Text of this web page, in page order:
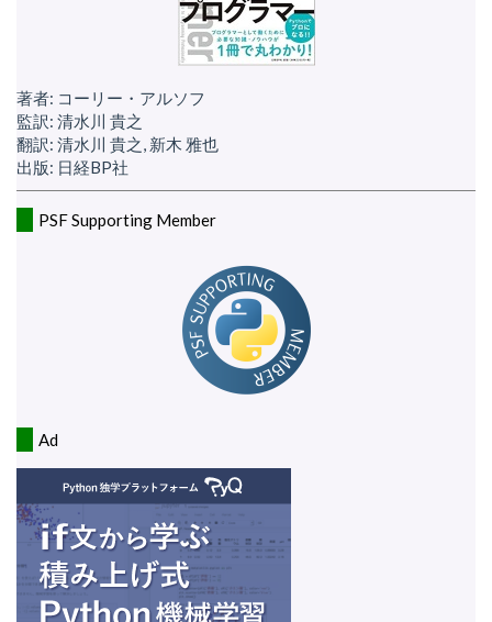
著者: コーリー・アルソフ
監訳: 清水川 貴之
翻訳: 清水川 貴之, 新木 雅也
出版: 日経BP社
PSF Supporting Member
Ad